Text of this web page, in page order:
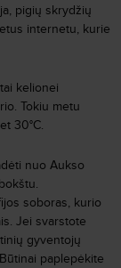
pigių skrydžių
internetu, kurie
kelionei
Tokiu metu
30°C.
nuo Aukso
soboras, kurio
Jei svarstote
gyventojų
paplepėkite